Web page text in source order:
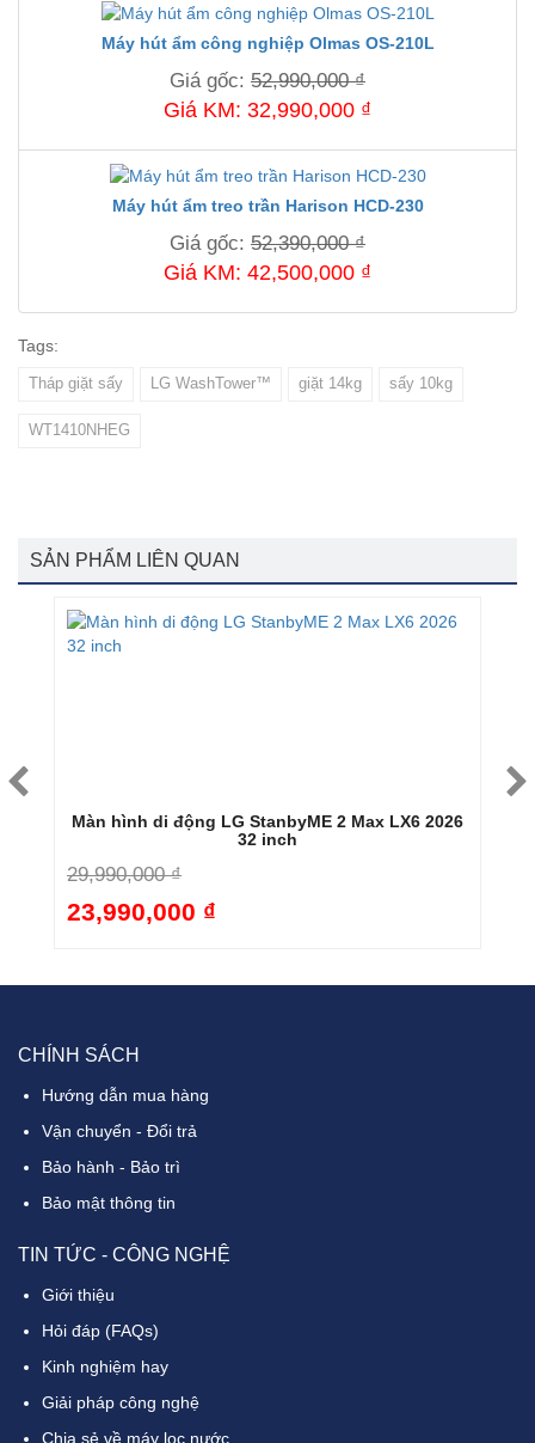
Máy hút ẩm công nghiệp Olmas OS-210L
Giá gốc: 52,990,000 ₫
Giá KM: 32,990,000 ₫
Máy hút ẩm treo trần Harison HCD-230
Giá gốc: 52,390,000 ₫
Giá KM: 42,500,000 ₫
Tags:
Tháp giặt sấy LG WashTower™ giặt 14kg sấy 10kg
WT1410NHEG
SẢN PHẨM LIÊN QUAN
Màn hình di động LG StanbyME 2 Max LX6 2026
32 inch
29,990,000 ₫
23,990,000 ₫
CHÍNH SÁCH
Hướng dẫn mua hàng
Vận chuyển - Đổi trả
Bảo hành - Bảo trì
Bảo mật thông tin
TIN TỨC - CÔNG NGHỆ
Giới thiệu
Hỏi đáp (FAQs)
Kinh nghiệm hay
Giải pháp công nghệ
Chia sẻ về máy lọc nước